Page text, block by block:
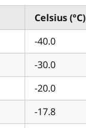
Celsius (°C)
-40.0
-30.0
-20.0
-17.8